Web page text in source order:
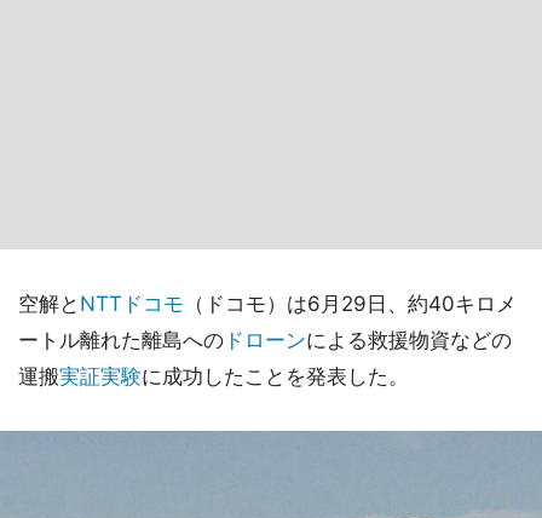
空解と NTTドコモ （ドコモ）は6月29日、約40キロメ
ートル離れた離島への ドローンによる救援物資などの
運搬実証実験に成功したことを発表した。